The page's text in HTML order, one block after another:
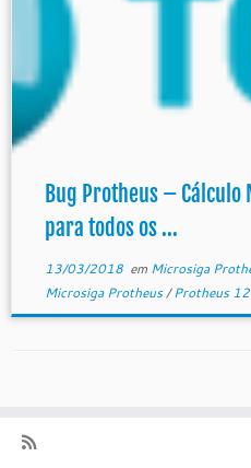
Bug Protheus – Cálculo
para todos os ...
13/03/2018em Microsiga
Microsiga Protheus/Protheus 12